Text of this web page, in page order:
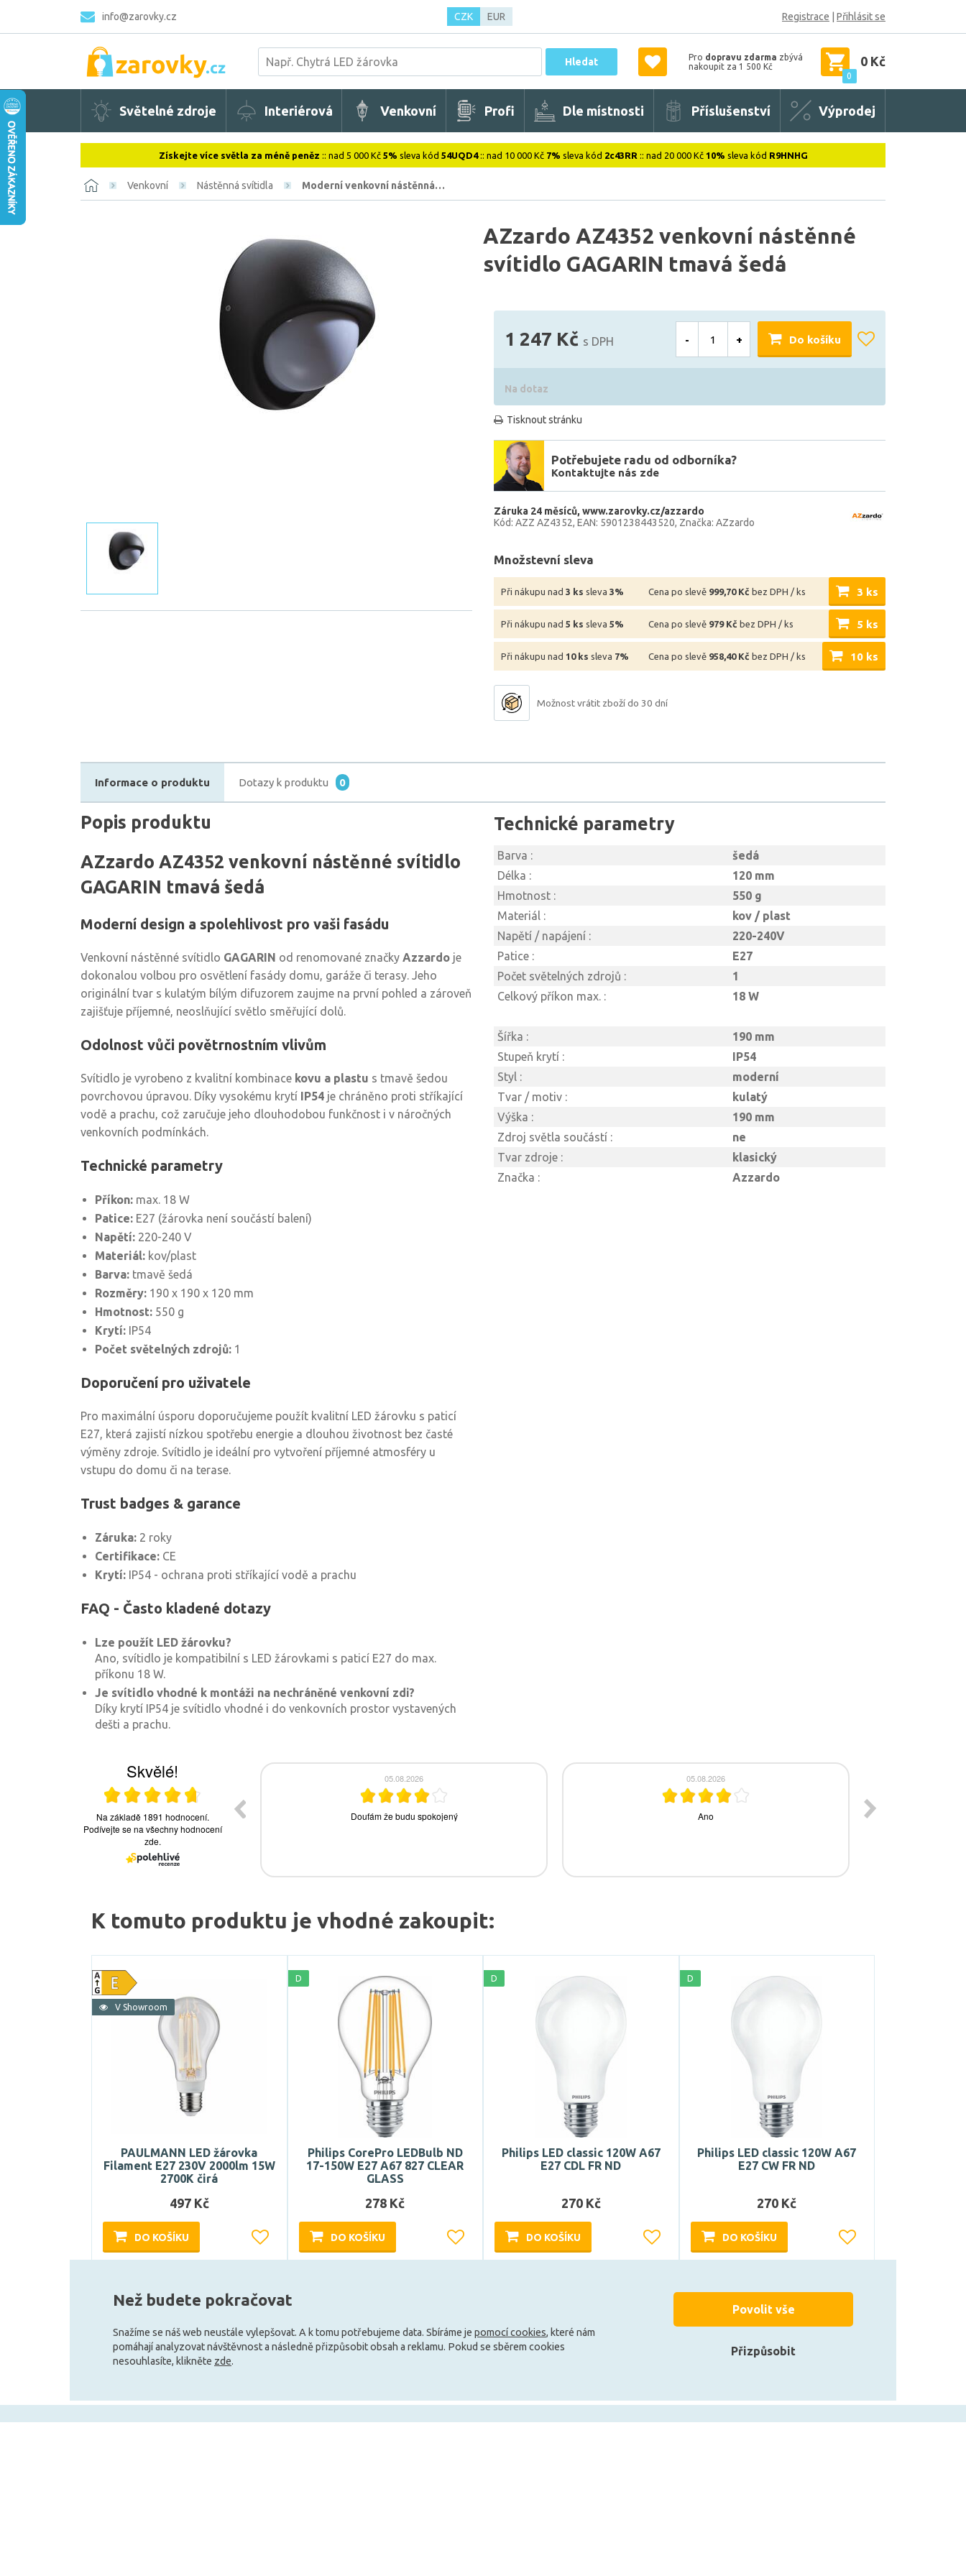
info@zarovky.cz CZK EUR Registrace Přihlásit se
Hledat Pro dopravu zdarma zbývá
nakoupit za 1 500 Kč
0
0 Kč
Světelné zdroje Interiérová Venkovní Profi Dle místnosti Příslušenství Výprodej
Získejte více světla za méně peněz :: nad 5 000 Kč 5% sleva kód 54UQD4:: nad 10 000 Kč 7% sleva kód 2c43RR :: nad 20 000 Kč 10% sleva kód R9HNHG
Venkovní Nástěnná svítidla Moderní venkovní nástěnná…
AZzardo AZ4352 venkovní nástěnné
svítidlo GAGARIN tmavá šedá
1 247 Kč s DPH - + Do košíku
Na dotaz
Tisknout stránku
Potřebujete radu od odborníka?
Kontaktujte nás zde
Záruka 24 měsíců www.zarovky.cz/azzardo
Kód: AZZ AZ4352 EAN: 5901238443520 Značka: AZzardo
Množstevní sleva
Při nákupu nad 3 ks sleva 3% Cena po slevě 999,70 Kč bez DPH / ks 3 ks
Při nákupu nad 5 ks sleva 5% Cena po slevě 979 Kč bez DPH / ks 5 ks
Při nákupu nad 10 ks sleva 7% Cena po slevě 958,40 Kč bez DPH / ks 10 ks
Možnost vrátit zboží do 30 dní
Informace o produktu Dotazy k produktu 0
Popis produktu
AZzardo AZ4352 venkovní nástěnné svítidlo
GAGARIN tmavá šedá
Moderní design a spolehlivost pro vaši fasádu
Venkovní nástěnné svítidlo GAGARIN od renomované značky Azzardo je
dokonalou volbou pro osvětlení fasády domu, garáže či terasy. Jeho
originální tvar s kulatým bílým difuzorem zaujme na první pohled a zároveň
zajišťuje příjemné, neoslňující světlo směřující dolů.
Odolnost vůči povětrnostním vlivům
Svítidlo je vyrobeno z kvalitní kombinace kovu a plastu s tmavě šedou
povrchovou úpravou. Díky vysokému krytí IP54 je chráněno proti stříkající
vodě a prachu, což zaručuje jeho dlouhodobou funkčnost i v náročných
venkovních podmínkách.
Technické parametry
Příkon: max. 18 W
Patice: E27 (žárovka není součástí balení)
Napětí: 220-240 V
Materiál: kov/plast
Barva: tmavě šedá
Rozměry: 190 x 190 x 120 mm
Hmotnost: 550 g
Krytí: IP54
Počet světelných zdrojů: 1
Doporučení pro uživatele
Pro maximální úsporu doporučujeme použít kvalitní LED žárovku s paticí
E27, která zajistí nízkou spotřebu energie a dlouhou životnost bez časté
výměny zdroje. Svítidlo je ideální pro vytvoření příjemné atmosféry u
vstupu do domu či na terase.
Trust badges & garance
Záruka: 2 roky
Certifikace: CE
Krytí: IP54 - ochrana proti stříkající vodě a prachu
FAQ - Často kladené dotazy
Lze použít LED žárovku?
Ano, svítidlo je kompatibilní s LED žárovkami s paticí E27 do max.
příkonu 18 W.
Je svítidlo vhodné k montáži na nechráněné venkovní zdi?
Díky krytí IP54 je svítidlo vhodné i do venkovních prostor vystavených
dešti a prachu.
Technické parametry
Barva :
šedá
Délka :
120 mm
Hmotnost :
550 g
Materiál :
kov / plast
Napětí / napájení :
220-240V
Patice :
E27
Počet světelných zdrojů :
1
Celkový příkon max. :
18 W
Šířka :
190 mm
Stupeň krytí :
IP54
Styl :
moderní
Tvar / motiv :
kulatý
Výška :
190 mm
Zdroj světla součástí :
ne
Tvar zdroje :
klasický
Značka :
Azzardo
K tomuto produktu je vhodné zakoupit:
V Showroom
PAULMANN LED žárovka
Filament E27 230V 2000lm 15W
2700K čirá
497 Kč
DO KOŠÍKU
D
Philips CorePro LEDBulb ND
17-150W E27 A67 827 CLEAR
GLASS
278 Kč
DO KOŠÍKU
D
Philips LED classic 120W A67
E27 CDL FR ND
270 Kč
DO KOŠÍKU
D
Philips LED classic 120W A67
E27 CW FR ND
270 Kč
DO KOŠÍKU
Načíst další
Než budete pokračovat
Snažíme se náš web neustále vylepšovat. A k tomu potřebujeme data. Sbíráme je pomocí cookies, které nám
pomáhají analyzovat návštěvnost a následně přizpůsobit obsah a reklamu. Pokud se sběrem cookies
nesouhlasíte, klikněte zde.
Přizpůsobit
Povolit vše